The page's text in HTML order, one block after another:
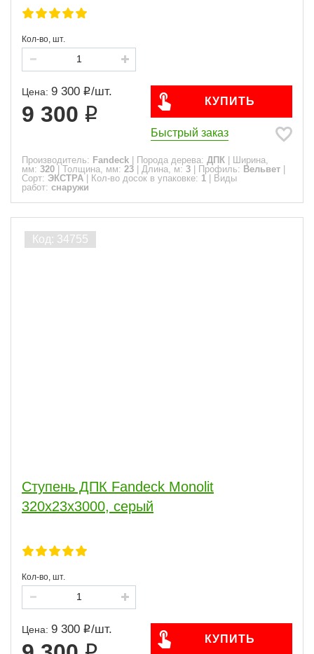
Кол-во, шт.
Цена: 9 300 /шт.
9 300
КУПИТЬ
Быстрый заказ
Производитель: Fandeck Порода дерева: ДПК
Ширина,
мм: 320 Толщина, мм: 23 Длина, м: 3 Профиль: Вельвет
Сорт: ЭКСТРА Кол-во досок в упаковке: 1
Виды
работ: снаружи
Ступень ДПК Fandeck Monolit
320х23х3000, серый
Кол-во, шт.
Цена: 9 300 /шт.
КУПИТЬ